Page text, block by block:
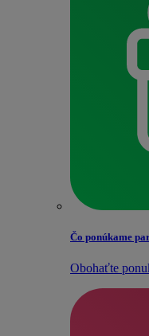
Čo ponúkame
Obohaťte